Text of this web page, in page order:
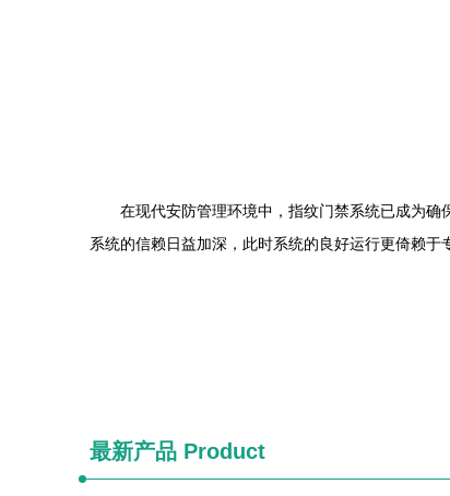
在现代安防管理环境中，指纹门禁系统已成为
系统的信赖日益加深，此时系统的良好运行更倚赖
最新产品 Product